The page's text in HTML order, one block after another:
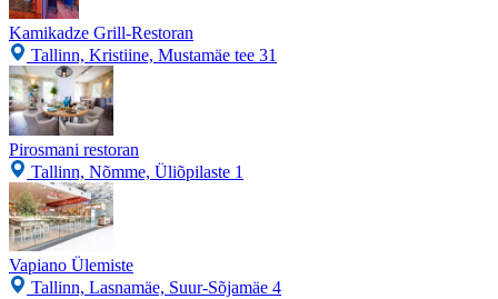
Kamikadze Grill-Restoran
Tallinn, Kristiine, Mustamäe tee 31
Pirosmani restoran
Tallinn, Nõmme, Üliõpilaste 1
Vapiano Ülemiste
Tallinn, Lasnamäe, Suur-Sõjamäe 4